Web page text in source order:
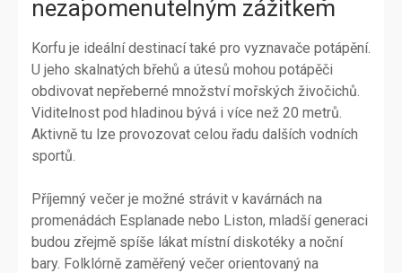
nezapomenutelným zážitkem
Korfu je ideální destinací také pro vyznavače potápění.
U jeho skalnatých břehů a útesů mohou potápěči
obdivovat nepřeberné množství mořských živočichů.
Viditelnost pod hladinou bývá i více než 20 metrů.
Aktivně tu lze provozovat celou řadu dalších vodních
sportů.
Příjemný večer je možné strávit v kavárnách na
promenádách Esplanade nebo Liston, mladší generaci
budou zřejmě spíše lákat místní diskotéky a noční
bary. Folklórně zaměřený večer orientovaný na